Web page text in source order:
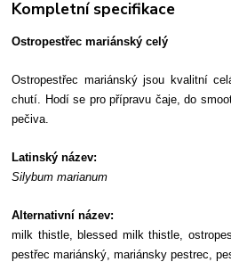
Kompletní specifikace
Ostropestřec mariánský celý
Ostropestřec mariánský jsou kvalitní
chutí. Hodí se pro přípravu čaje, do
pečiva.
Latinský název:
Silybum marianum
Alternativní název:
milk thistle, blessed milk thistle,
pestřec mariánský, mariánsky pestrec,